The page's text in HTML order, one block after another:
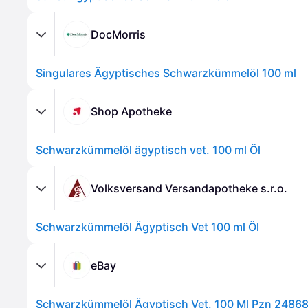
DocMorris
Singulares Ägyptisches Schwarzkümmelöl 100 ml
Shop Apotheke
Schwarzkümmelöl ägyptisch vet. 100 ml Öl
Volksversand Versandapotheke s.r.o.
Schwarzkümmelöl Ägyptisch Vet 100 ml Öl
eBay
Schwarzkümmelöl Ägyptisch Vet. 100 Ml Pzn